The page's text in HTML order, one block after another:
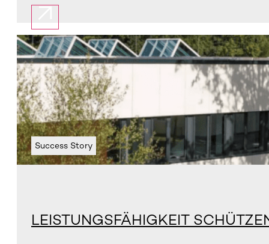
Success Story
LEISTUNGSFÄHIGKEIT